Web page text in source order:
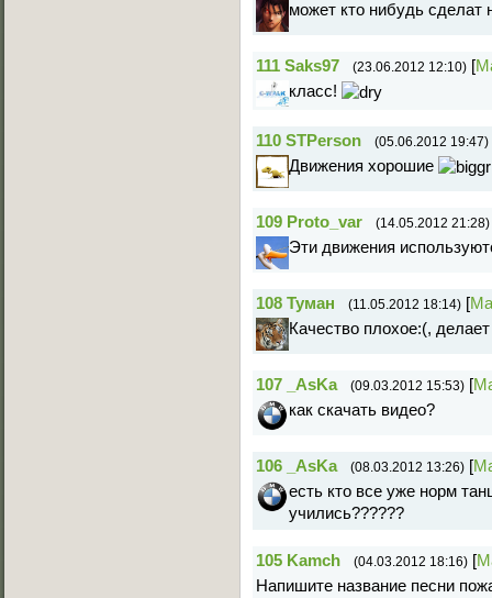
может кто нибудь сделат
111 Saks97 (23.06.2012 12:10) [
класс!
110 STPerson (05.06.2012 19:47)
Движения хорошие
109 Proto_var (14.05.2012 21:28)
Эти движения
108 Туман (11.05.2012 18:14) [
Качество плохое:(,
107 _AsKa (09.03.2012 15:53) [
как скачать видео?
106 _AsKa (08.03.2012 13:26) [
есть кто все уже норм
учились??????
105 Kamch (04.03.2012 18:16) [
Напишите название песни